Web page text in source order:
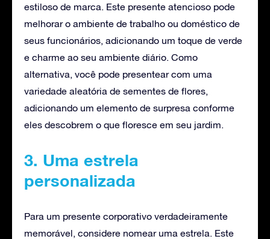
estiloso de marca. Este presente atencioso pode
melhorar o ambiente de trabalho ou doméstico de
seus funcionários, adicionando um toque de verde
e charme ao seu ambiente diário. Como
alternativa, você pode presentear com uma
variedade aleatória de sementes de flores,
adicionando um elemento de surpresa conforme
eles descobrem o que floresce em seu jardim.
3. Uma estrela
personalizada
Para um presente corporativo verdadeiramente
memorável, considere nomear uma estrela. Este